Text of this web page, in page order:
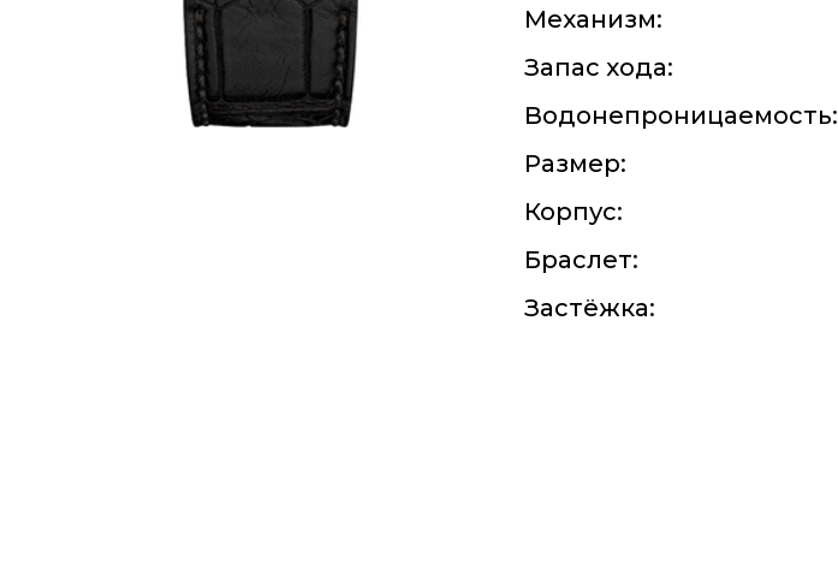
Механизм:
Запас хода:
Водонепроницаемость:
Размер:
Корпус:
Браслет:
Застёжка: